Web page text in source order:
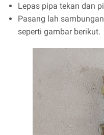
Lepas pipa tekan dan
Pasang lah
seperti gambar berikut.